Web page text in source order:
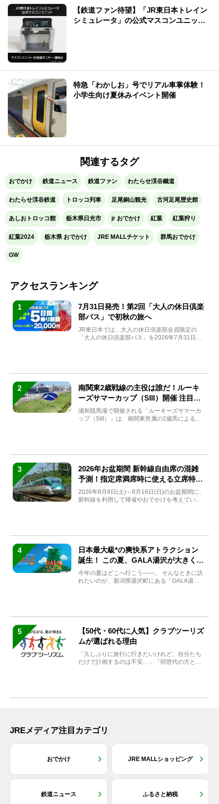
【鉄道ファン待望】「JR東日本トレイン
シミュレータ」の公式マスコンユニット
特急「わかしお」号でリアル車掌体験！
小学生向け夏休みイベント開催
関連するタグ
おでかけ 鉄道ニュース 鉄道ファン わたらせ渓谷鐵道
わたらせ渓谷鉄道 トロッコ列車 足尾銅山観光 古河足尾歴史館
あしおトロッコ館 栃木県日光市 jr おでかけ 紅葉 紅葉狩り
紅葉2024 栃木県 おでかけ JRE MALLチケット 群馬おでかけ
GW
アクセスランキング
1
7月31日発売！第2回「大人の休日倶楽
部パス」で初秋の旅へ
JR東日本では、大人の休日倶楽部会員限定の
「大人の休日倶楽部パス」を2026年7月31日
2
南関東2歳戦線の主役は誰だ！ルーキ
ーズサマーカップ（SIII）開催 注目馬
と見どころをチェック
浦和競馬場で開催される「ルーキーズサマーカ
ップ（SIII）」は、南関東所属の2歳馬による注
3
2026年お盆期間 新幹線自由席の混雑
予測！指定席満席時に使える立席特急
券も解説
2026年8月8日(土)～8月16日(日)のお盆期間に、
新幹線を利用して帰省やおでかけを考えている
4
日本最大級*の爽快系アトラクション
誕生！ この夏、GALA湯沢が大きく生
まれ変わる
今年の夏はどこへ行こう――。 そんなときに訪
れたいのが、新潟県湯沢町にある「GALA湯
5
【50代・60代に人気】クラブツーリズ
ムが選ばれる理由
「久しぶりに旅行に行きたいけれど、自分たち
だけで計画するのは不安…」「同世代の方と気
JREメディア注目カテゴリ
おでかけ JRE MALLショッピング
鉄道ニュース ふるさと納税